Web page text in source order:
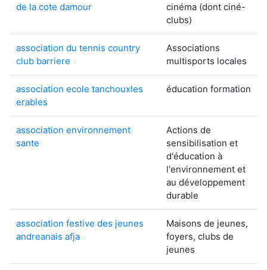
de la cote damour
cinéma (dont ciné-
clubs)
association du tennis country
club barriere
Associations
multisports locales
association ecole tanchouxles
erables
éducation formation
association environnement
sante
Actions de
sensibilisation et
d'éducation à
l'environnement et
au développement
durable
association festive des jeunes
andreanais afja
Maisons de jeunes,
foyers, clubs de
jeunes